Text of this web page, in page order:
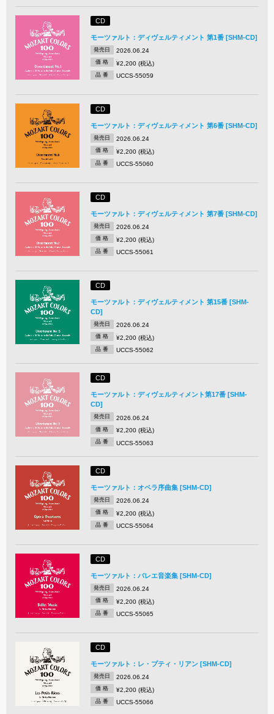
CD
モーツァルト：ディヴェルティメント 第1番 [SHM-CD]
発売日 2026.06.24
価 格 ¥2,200 (税込)
品 番 UCCS-55059
CD
モーツァルト：ディヴェルティメント 第6番 [SHM-CD]
発売日 2026.06.24
価 格 ¥2,200 (税込)
品 番 UCCS-55060
CD
モーツァルト：ディヴェルティメント 第7番 [SHM-CD]
発売日 2026.06.24
価 格 ¥2,200 (税込)
品 番 UCCS-55061
CD
モーツァルト：ディヴェルティメント 第15番 [SHM-
CD]
発売日 2026.06.24
価 格 ¥2,200 (税込)
品 番 UCCS-55062
CD
モーツァルト：ディヴェルティメント第17番 [SHM-
CD]
発売日 2026.06.24
価 格 ¥2,200 (税込)
品 番 UCCS-55063
CD
モーツァルト：オペラ序曲集 [SHM-CD]
発売日 2026.06.24
価 格 ¥2,200 (税込)
品 番 UCCS-55064
CD
モーツァルト：バレエ音楽集 [SHM-CD]
発売日 2026.06.24
価 格 ¥2,200 (税込)
品 番 UCCS-55065
CD
モーツァルト：レ・プティ・リアン [SHM-CD]
発売日 2026.06.24
価 格 ¥2,200 (税込)
品 番 UCCS-55066